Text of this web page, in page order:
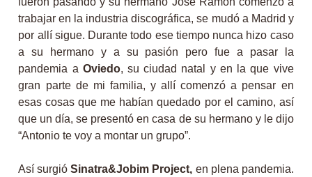
trabajar en la industria discográfica, se mudó a Madrid y
por allí sigue. Durante todo ese tiempo nunca hizo caso
a su hermano y a su pasión pero fue a pasar la
pandemia a Oviedo, su ciudad natal y en la que vive
gran parte de mi familia, y allí comenzó a pensar en
esas cosas que me habían quedado por el camino, así
que un día, se presentó en casa de su hermano y le dijo
“Antonio te voy a montar un grupo”.
Así surgióSinatra&Jobim Project, en plena pandemia.